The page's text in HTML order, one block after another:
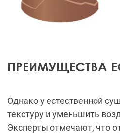
ПРЕИМУЩЕСТВА
Однако у естественной
текстуру и уменьшить
Эксперты отмечают, что